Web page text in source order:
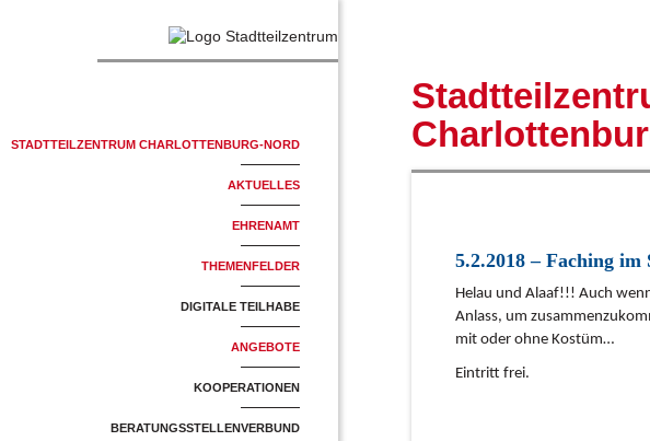
STADTTEILZENTRUM CHARLOTTENBURG-NORD
Profil
Standorte
Team
AKTUELLES
EHRENAMT
Einstieg
Begleitung
Mitmachen
THEMENFELDER
DIGITALE TEILHABE
ANGEBOTE
Monatsplan & Newsletter
KOOPERATIONEN
Netzwerke
Kooperationspartner
BERATUNGSSTELLENVERBUND
5.2.2018 – Faching im
Helau und Alaaf!!! Auch
Anlass, um
mit oder ohne Kostüm…
Eintritt frei.